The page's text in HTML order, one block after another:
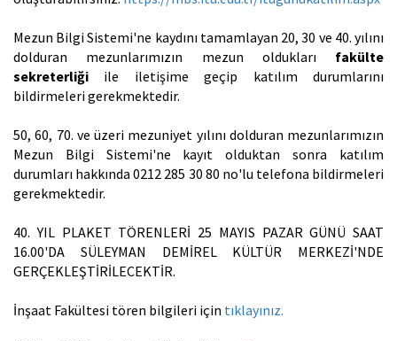
Mezun Bilgi Sistemi'ne kaydını tamamlayan 20, 30 ve 40. yılını
dolduran mezunlarımızın mezun oldukları fakülte
sekreterliği ile iletişime geçip katılım durumlarını
bildirmeleri gerekmektedir.
50, 60, 70. ve üzeri mezuniyet yılını dolduran mezunlarımızın
Mezun Bilgi Sistemi'ne kayıt olduktan sonra katılım
durumları hakkında 0212 285 30 80 no'lu telefona bildirmeleri
gerekmektedir.
40. YIL PLAKET TÖRENLERİ 25 MAYIS PAZAR GÜNÜ SAAT
16.00'DA SÜLEYMAN DEMİREL KÜLTÜR MERKEZİ'NDE
GERÇEKLEŞTİRİLECEKTİR.
İnşaat Fakültesi tören bilgileri için tıklayınız.